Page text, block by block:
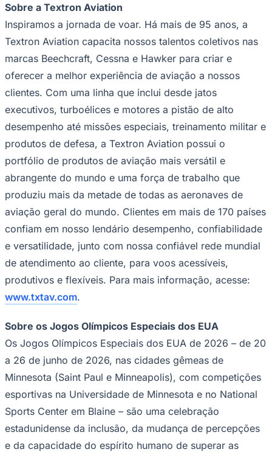
Santos
Flamengo
Sobre a Textron Aviation
Inspiramos a jornada de voar. Há mais de 95 anos, a
Textron Aviation capacita nossos talentos coletivos nas
marcas Beechcraft, Cessna e Hawker para criar e
oferecer a melhor experiência de aviação a nossos
clientes. Com uma linha que inclui desde jatos
executivos, turboélices e motores a pistão de alto
desempenho até missões especiais, treinamento militar e
produtos de defesa, a Textron Aviation possui o
portfólio de produtos de aviação mais versátil e
abrangente do mundo e uma força de trabalho que
produziu mais da metade de todas as aeronaves de
aviação geral do mundo. Clientes em mais de 170 países
confiam em nosso lendário desempenho, confiabilidade
e versatilidade, junto com nossa confiável rede mundial
de atendimento ao cliente, para voos acessíveis,
produtivos e flexíveis. Para mais informação, acesse:
www.txtav.com.
Sobre os Jogos Olímpicos Especiais dos EUA
Os Jogos Olímpicos Especiais dos EUA de 2026 – de 20
a 26 de junho de 2026, nas cidades gêmeas de
Minnesota (Saint Paul e Minneapolis), com competições
esportivas na Universidade de Minnesota e no National
Sports Center em Blaine – são uma celebração
estadunidense da inclusão, da mudança de percepções
e da capacidade do espírito humano de superar as